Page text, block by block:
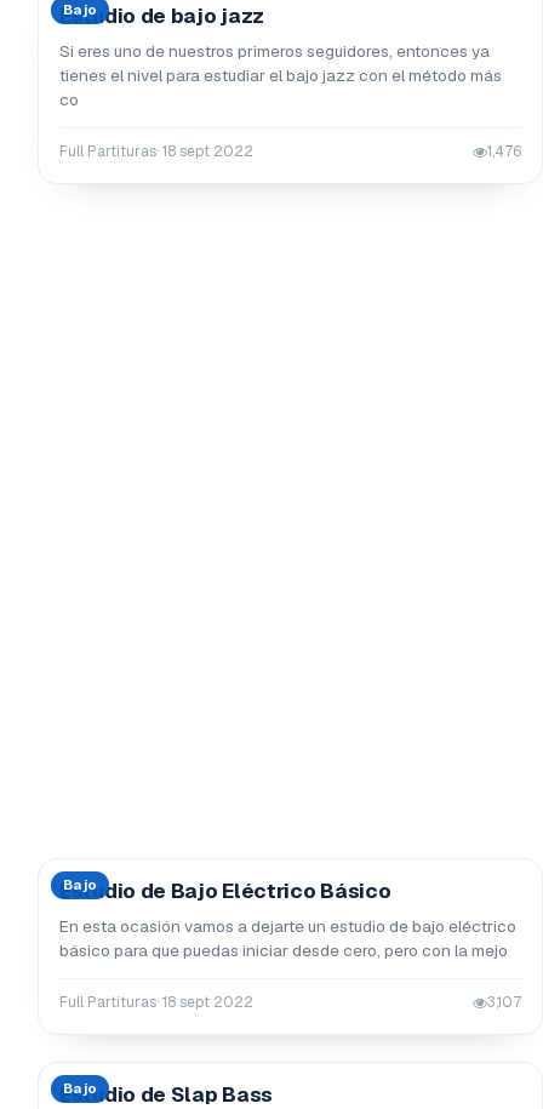
Bajo
Estudio de bajo jazz
Si eres uno de nuestros primeros seguidores, entonces ya
tienes el nivel para estudiar el bajo jazz con el método más
co
Full Partituras· 18 sept 2022 1,476
Bajo
Estudio de Bajo Eléctrico Básico
En esta ocasión vamos a dejarte un estudio de bajo eléctrico
básico para que puedas iniciar desde cero, pero con la mejo
Full Partituras· 18 sept 2022 3,107
Bajo
Estudio de Slap Bass